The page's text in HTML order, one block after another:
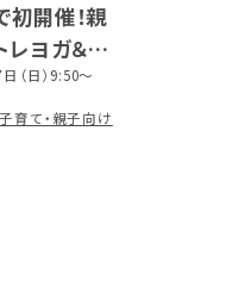
初開催！親
レヨガ＆マ
（日）9:50〜
育て・親子向け